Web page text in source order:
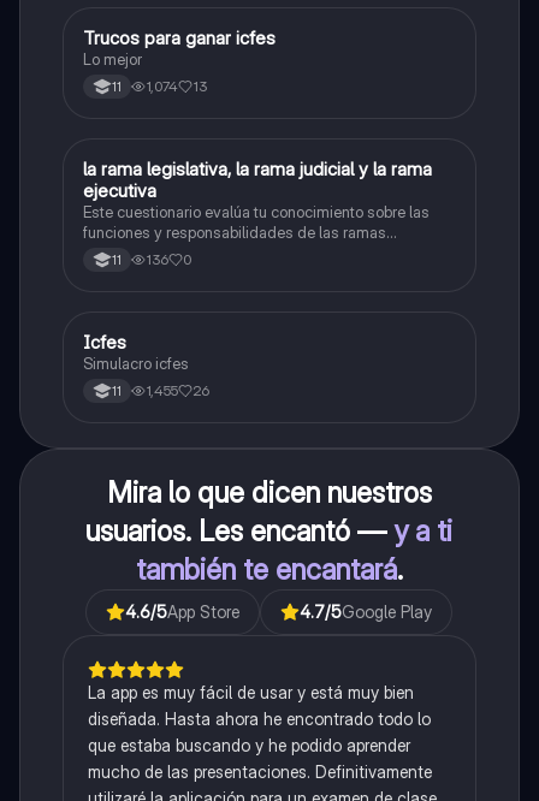
Química
Trucos para ganar icfes
Lo mejor
11 1,074 13
LSociales/Historia
la rama legislativa, la rama judicial y la rama
ejecutiva
Este cuestionario evalúa tu conocimiento sobre las
funciones y responsabilidades de las ramas
legislativa, judicial y ejecutiva.
11 136 0
ICFES: Sociales y Ciudadanas
Icfes
Simulacro icfes
11 1,455 26
Mira lo que dicen nuestros
usuarios. Les encantó —y a ti
también te encantará.
4.6/5App Store 4.7/5Google Play
La app es muy fácil de usar y está muy bien
diseñada. Hasta ahora he encontrado todo lo
que estaba buscando y he podido aprender
mucho de las presentaciones. Definitivamente